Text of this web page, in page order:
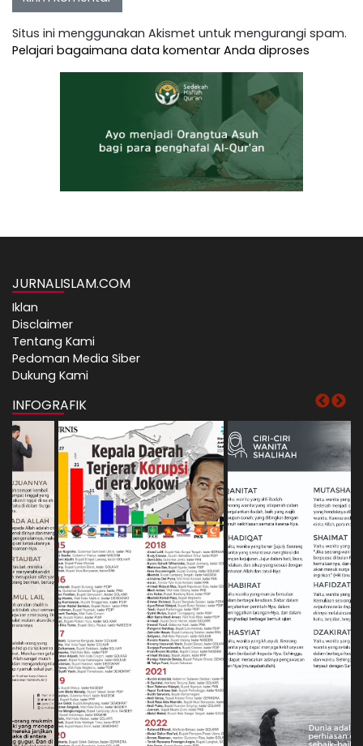
Situs ini menggunakan Akismet untuk mengurangi spam.
Pelajari bagaimana data komentar Anda diproses
JURNALISLAM.COM
Iklan
Disclaimer
Tentang Kami
Pedoman Media Siber
Dukung Kami
INFOGRAFIK